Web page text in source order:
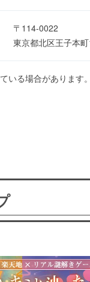
〒114-0022
東京都北区王子本
いる場合があります